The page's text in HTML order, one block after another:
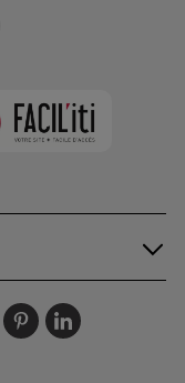
sursur
nousnous
Suivez-